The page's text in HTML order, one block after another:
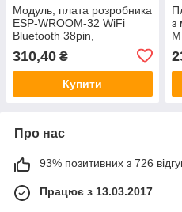
Модуль, плата розробника
ESP-WROOM-32 WiFi
Bluetooth 38pin,
CP2102, 2.4 ГГц, micro-
usb
310,40 ₴
Купити
з
Про нас
93% позитивних з 726
Працює з 13.03.2017